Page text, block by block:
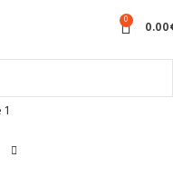
0 0.00